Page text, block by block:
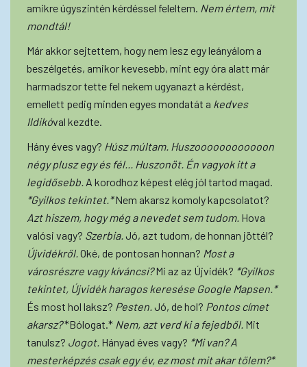
amikre úgyszintén kérdéssel feleltem. Nem értem, mit
mondtál!
Már akkor sejtettem, hogy nem lesz egy leányálom a
beszélgetés, amikor kevesebb, mint egy óra alatt már
harmadszor tette fel nekem ugyanazt a kérdést,
emellett pedig minden egyes mondatát a kedves
Ildikóval kezdte.
Hány éves vagy? Húsz múltam. Huszoooooooooooon
négy plusz egy és fél... Huszonöt. Én vagyok itt a
legidősebb. A korodhoz képest elég jól tartod magad.
*Gyilkos tekintet.*Nem akarsz komoly kapcsolatot?
Azt hiszem, hogy még a nevedet sem tudom. Hova
valósi vagy? Szerbia. Jó, azt tudom, de honnan jöttél?
Újvidékről. Oké, de pontosan honnan? Most a
városrészre vagy kíváncsi?Mi az az Újvidék? *Gyilkos
tekintet, Újvidék haragos keresése Google Mapsen.*
És most hol laksz? Pesten. Jó, de hol? Pontos címet
akarsz?*Bólogat.* Nem, azt verd ki a fejedből. Mit
tanulsz? Jogot. Hányad éves vagy? *Mi van? A
mesterképzés csak egy év, ez most mit akar tőlem?*